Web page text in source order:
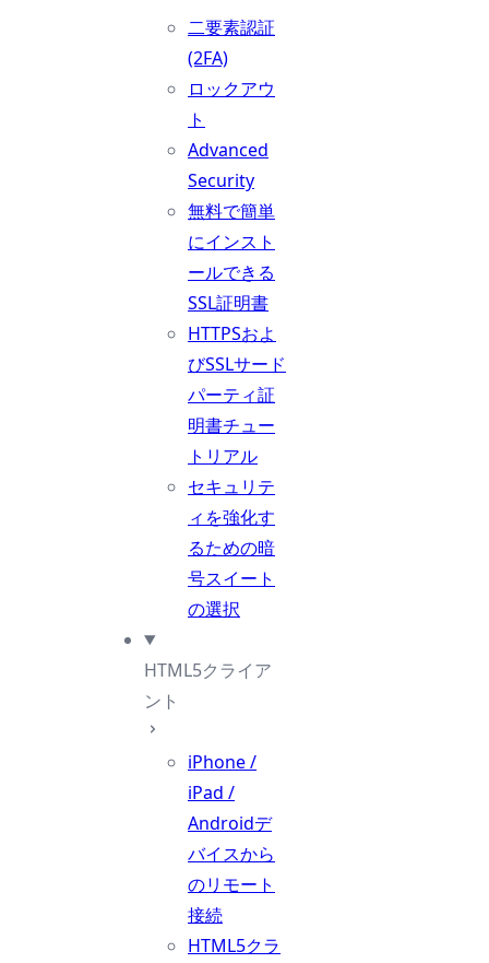
二要素認証
(2FA)
ロックアウ
ト
Advanced
Security
無料で簡単
にインスト
ールできる
SSL証明書
HTTPSおよ
びSSLサード
パーティ証
明書チュー
トリアル
セキュリテ
ィを強化す
るための暗
号スイート
の選択
HTML5クライア
ント
iPhone /
iPad /
Androidデ
バイスから
のリモート
接続
HTML5クラ